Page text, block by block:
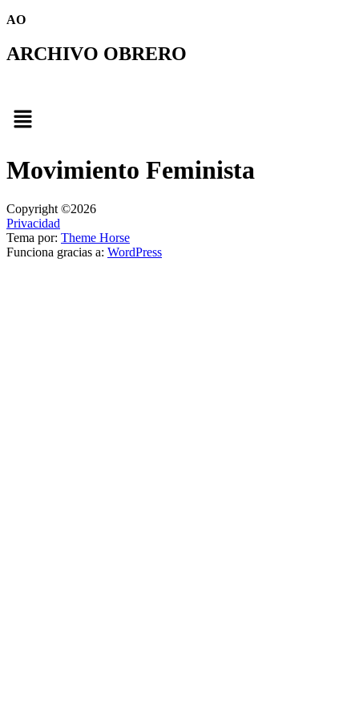
AO
ARCHIVO OBRERO
Menú
Movimiento Feminista
Copyright ©2026
Privacidad
Tema por: Theme Horse
Funciona gracias a: WordPress